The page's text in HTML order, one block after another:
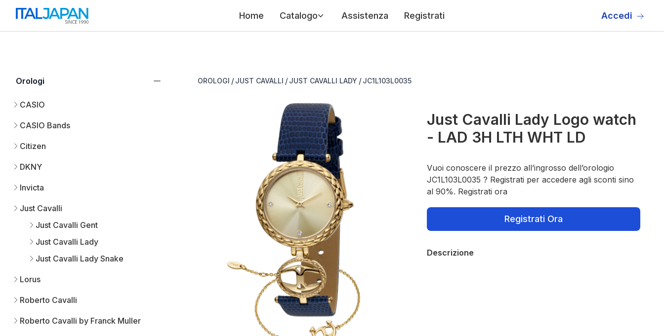
Home Catalogo Assistenza Registrati Accedi
Orologi
CASIO
CASIO Bands
Citizen
DKNY
Invicta
Just Cavalli
Just Cavalli Gent
Just Cavalli Lady
Just Cavalli Lady Snake
Lorus
Roberto Cavalli
Roberto Cavalli by Franck Muller
OROLOGI / JUST CAVALLI / JUST CAVALLI LADY / JC1L103L0035
Just Cavalli Lady Logo watch
- LAD 3H LTH WHT LD
Vuoi conoscere il prezzo all’ingrosso dell’orologio
JC1L103L0035 ? Registrati per accedere agli sconti sino
al 90%. Registrati ora
Registrati Ora
Descrizione